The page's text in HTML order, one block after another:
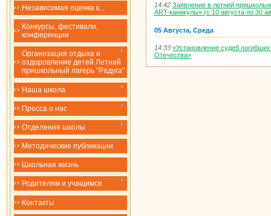
Независимая оценка к...
Конкурсы, фестивали,
конференции
Организация отдыха и
оздоровление детей Летний
пришкольный лагерь "Радуга"
Наша школа
Пресса о нас
Отделения школы
Методические публикации
Школьная жизнь
Родителям и учащимся
Контакты
14:42 Заявление в летний
ART-каникулы» (с 10 августа по 30
05 Августа, Среда
14:33 «Установление судеб
Отечества»